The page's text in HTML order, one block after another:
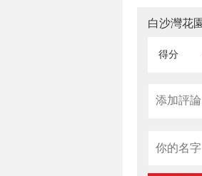
白沙灣花
得分